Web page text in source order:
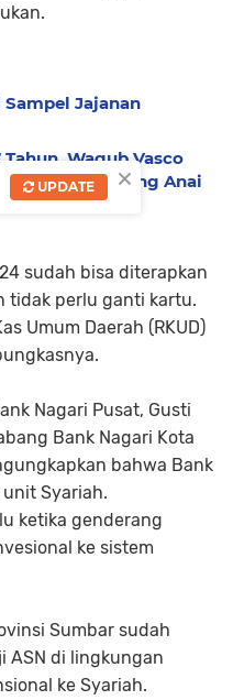
Jajanan
Wagub Vasco
Irigasi Batang Anai
sudah bisa diterapkan
tidak perlu ganti kartu.
Umum Daerah (RKUD)
Nagari Pusat, Gusti
Bank Nagari Kota
bahwa Bank
Syariah.
ketika genderang
ke sistem
Sumbar sudah
ASN di lingkungan
ke Syariah.
×
UPDATE